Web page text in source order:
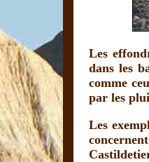
Les
dans les
comme
par les
Les